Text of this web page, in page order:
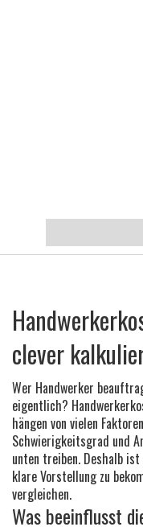
clever
Wer Handwerker
eigentlich?
hängen von vielen
Schwierigkeitsgrad und
unten treiben. Deshalb
klare Vorstellung zu
vergleichen.
Was beeinflusst